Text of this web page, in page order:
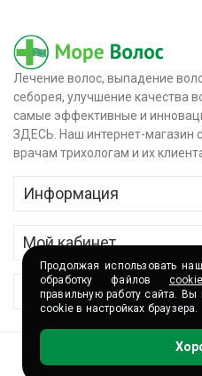
Лечение волос, выпадение
себорея, улучшение качества
самые эффективные и
ЗДЕСЬ. Наш интернет-магазин
врачам трихологам и их
Информация
О магазине
Доставка и оплата
Партнёры и сотрудничество
Мой кабинет
Контактные данные
История заказов
Сервис
Сертификаты
Волшебные акции
Продолжая использовать
обработку файлов
правильную работу сайта. Вы
cookie в настройках браузера.